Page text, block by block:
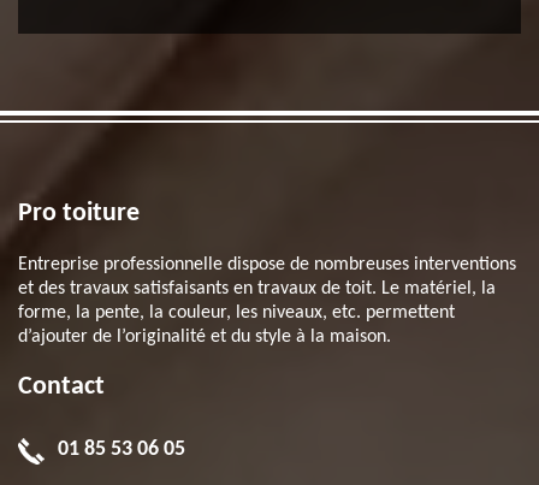
Pro toiture
Entreprise professionnelle dispose de nombreuses interventions
et des travaux satisfaisants en travaux de toit. Le matériel, la
forme, la pente, la couleur, les niveaux, etc. permettent
d’ajouter de l’originalité et du style à la maison.
Contact
01 85 53 06 05